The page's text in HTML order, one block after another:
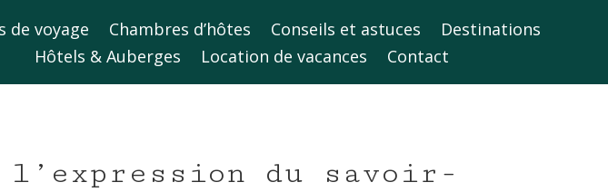
de voyage Chambres d’hôtes Conseils et astuces
Destinations
Hôtels & Auberges
Location de vacances Contact
du savoir-